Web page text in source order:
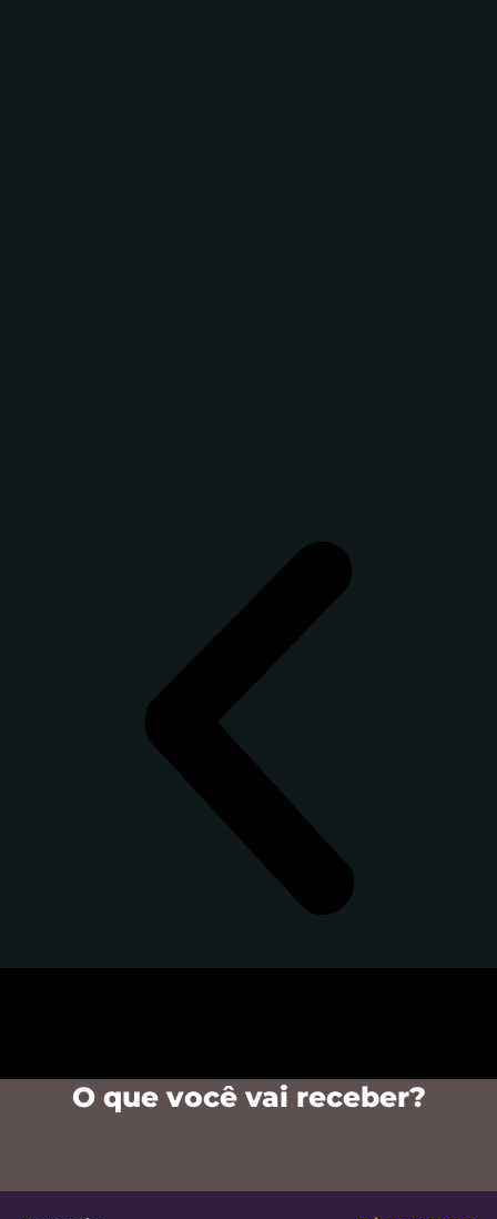
O que você vai receber?